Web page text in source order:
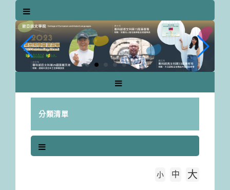
分類清單
小 中 大